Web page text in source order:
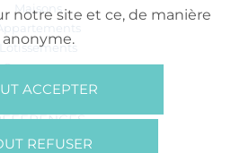
Maisons
Lotissements
Commerces
Bureaux
SUR NOUS
notre site et ce, de manière
anonyme.
ACCEPTER
REFUSER